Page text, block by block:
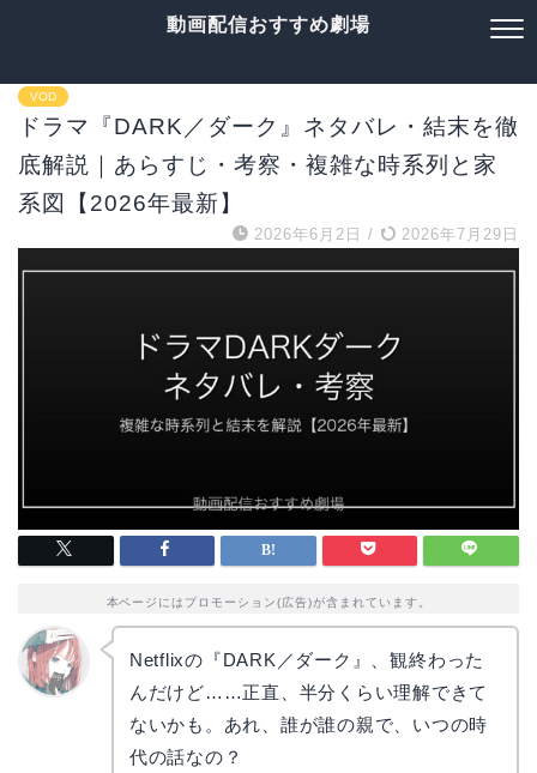
動画配信おすすめ劇場
VOD
ドラマ『DARK／ダーク』ネタバレ・結末を徹
底解説｜あらすじ・考察・複雑な時系列と家
系図【2026年最新】
2026年6月2日 / 2026年7月29日
本ページにはプロモーション(広告)が含まれています。
Netflixの『DARK／ダーク』、観終わった
んだけど……正直、半分くらい理解できて
ないかも。あれ、誰が誰の親で、いつの時
代の話なの？